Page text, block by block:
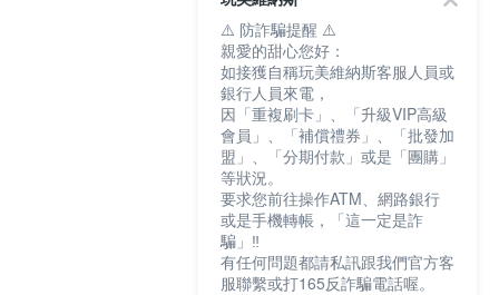
⚠️ 防詐騙提醒 ⚠️
親愛的甜心您好：
如接獲自稱玩美維納斯客服人員或
銀行人員來電，
因「重複刷卡」、「升級VIP高級
會員」、「補償禮券」、「批發加
盟」、「分期付款」或是「團購」
等狀況。
要求您前往操作ATM、網路銀行
或是手機轉帳，「這一定是詐
騙」‼️
有任何問題都請私訊跟我們官方客
服聯繫或打165反詐騙電話喔。